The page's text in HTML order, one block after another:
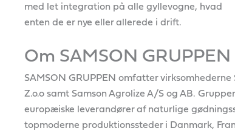
med let integration på alle gyllevogne, hvad
enten de er nye eller allerede i drift.
Om SAMSON GRUPPEN
SAMSON GRUPPEN omfatter virksomhederne
Z.o.o samt Samson Agrolize A/S og AB.
europæiske leverandører af naturlige
topmoderne produktionssteder i Danmark,